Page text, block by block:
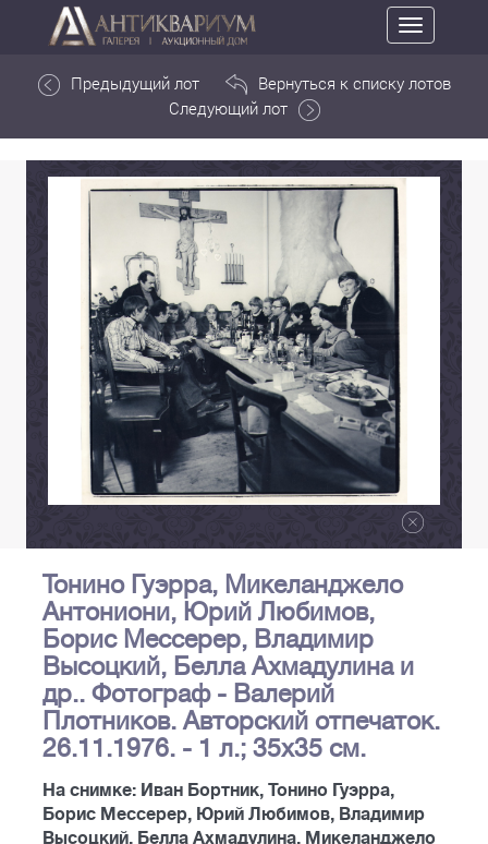
Toggle
navigation
Предыдущий лот
Вернуться к списку лотов
Следующий лот
Тонино Гуэрра, Микеланджело
Антониони, Юрий Любимов,
Борис Мессерер, Владимир
Высоцкий, Белла Ахмадулина и
др.. Фотограф - Валерий
Плотников. Авторский отпечаток.
26.11.1976. - 1 л.; 35х35 см.
На снимке: Иван Бортник, Тонино Гуэрра,
Борис Мессерер, Юрий Любимов, Владимир
Высоцкий, Белла Ахмадулина, Микеланджело